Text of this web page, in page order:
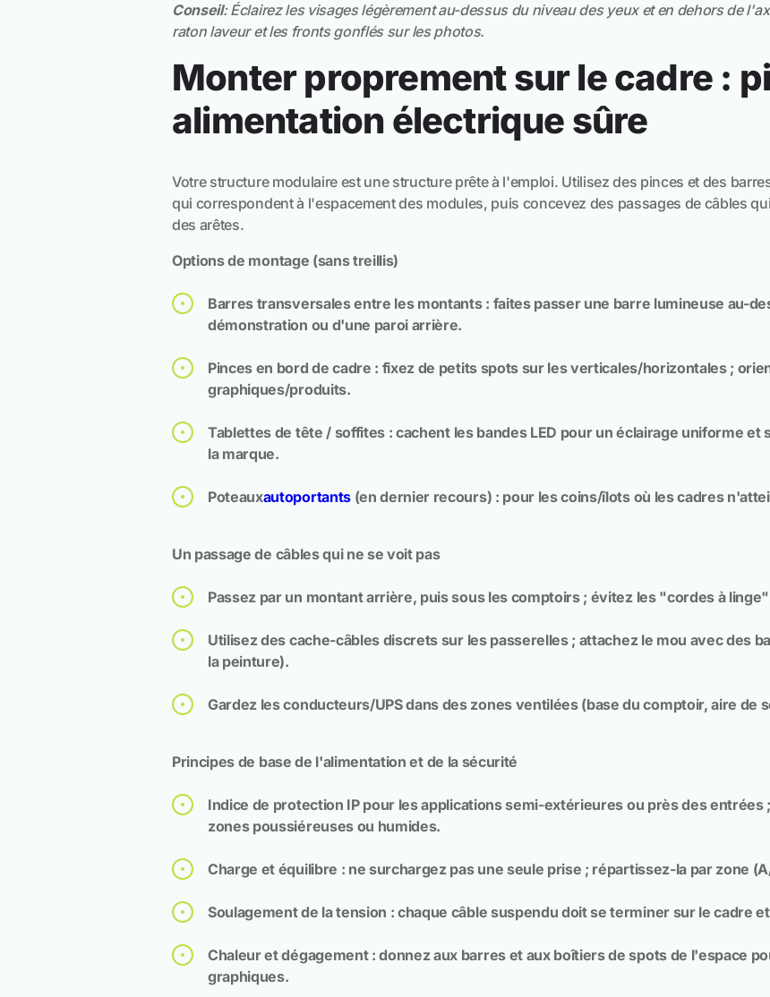
Conseil: Éclairez les visages légèrement au-dessus du niveau des yeux et en dehors de
raton laveur et les fronts gonflés sur les photos.
Monter proprement sur le cadre :
alimentation électrique sûre
Votre structure modulaire est une structure prête à l'emploi. Utilisez des pinces et des
qui correspondent à l'espacement des modules, puis concevez des passages de câbles
des arêtes.
Options de montage (sans treillis)
Barres transversales entre les montants : faites passer une barre lumineuse au-
démonstration ou d'une paroi arrière.
Pinces en bord de cadre : fixez de petits spots sur les verticales/horizontales ;
graphiques/produits.
Tablettes de tête / soffites : cachent les bandes LED pour un éclairage uniforme et
la marque.
Poteauxautoportants(en dernier recours) : pour les coins/îlots où les cadres
Un passage de câbles qui ne se voit pas
Passez par un montant arrière, puis sous les comptoirs ; évitez les "cordes à
Utilisez des cache-câbles discrets sur les passerelles ; attachez le mou avec des
la peinture).
Gardez les conducteurs/UPS dans des zones ventilées (base du comptoir, aire de
Principes de base de l'alimentation et de la sécurité
Indice de protection IP pour les applications semi-extérieures ou près des
zones poussiéreuses ou humides.
Charge et équilibre : ne surchargez pas une seule prise ; répartissez-la par zone
Soulagement de la tension : chaque câble suspendu doit se terminer sur le cadre
Chaleur et dégagement : donnez aux barres et aux boîtiers de spots de l'espace
graphiques.